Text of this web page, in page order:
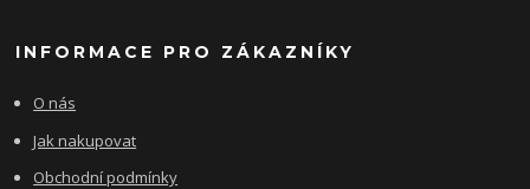
INFORMACE PRO ZÁKAZNÍKY
O nás
Jak nakupovat
Obchodní podmínky